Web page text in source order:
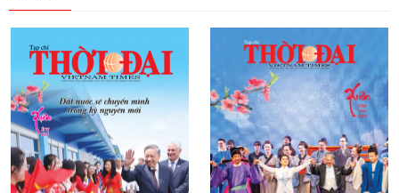
[Video] Nhân dân Việt Nam luôn trân
trọng tình cảm của nước Nga
08:02 | 13/06/2026
Video: Cơ hội giao lưu quốc tế cho học
sinh Việt Nam tại trại hè Artek
14:41|12/06/2026